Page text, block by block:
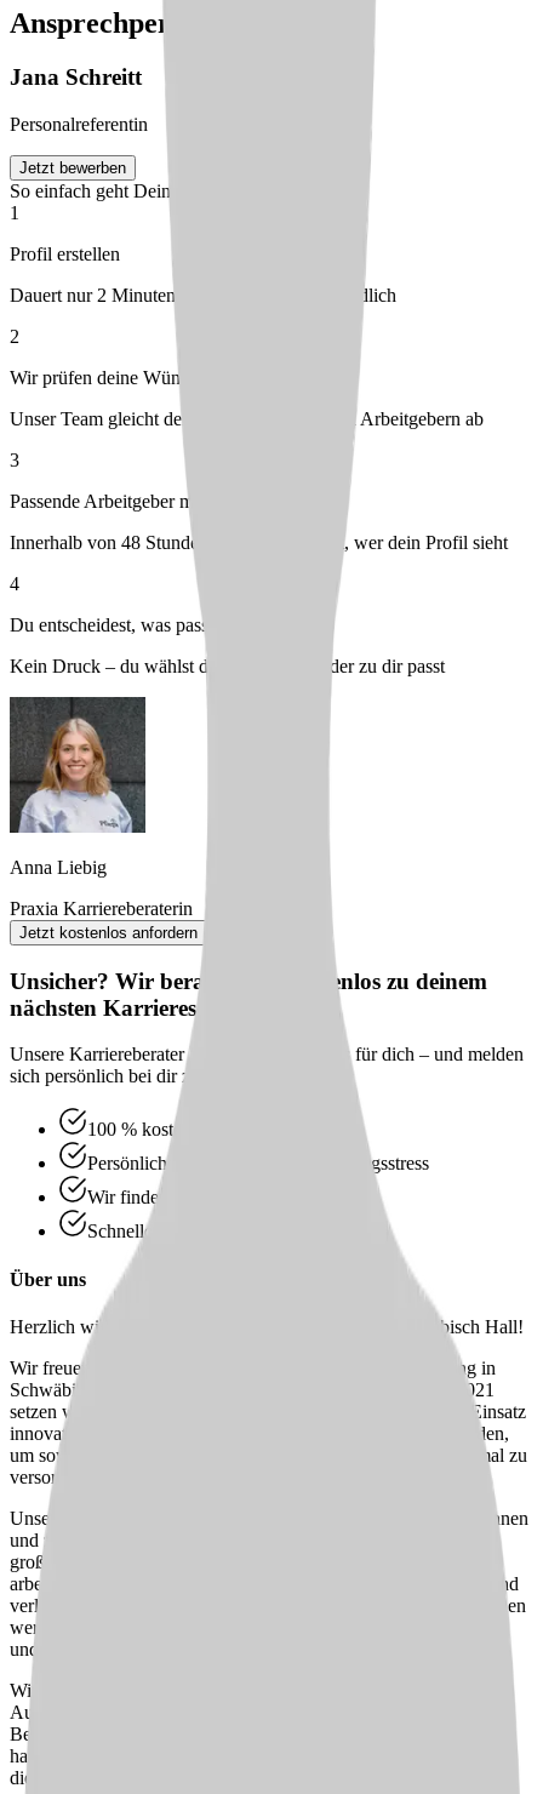
Ansprechperson
Jana Schreitt
Personalreferentin
Jetzt bewerben
So einfach geht Deine Bewerbung
1
Profil erstellen
Dauert nur 2 Minuten – kostenlos & unverbindlich
2
Wir prüfen deine Wünsche
Unser Team gleicht dein Profil mit passenden Arbeitgebern ab
3
Passende Arbeitgeber melden sich bei dir
Innerhalb von 48 Stunden – du entscheidest, wer dein Profil sieht
4
Du entscheidest, was passt
Kein Druck – du wählst den Arbeitgeber, der zu dir passt
Anna Liebig
Praxia Karriereberaterin
Jetzt kostenlos anfordern
Unsicher? Wir beraten dich kostenlos zu deinem
nächsten Karriereschritt
Unsere Karriereberater finden passende Jobs für dich – und melden
sich persönlich bei dir zurück.
100 % kostenlos & unverbindlich
Persönliche Beratung statt Bewerbungsstress
Wir finden passende Jobs für dich
Schneller Rückruf
Über uns
Herzlich willkommen bei Augenheilkunde MVZ Schwäbisch Hall!
Wir freuen uns, dass Sie sich für unsere moderne Einrichtung in
Schwäbisch Hall interessieren. Seit der Gründung im Jahr 2021
setzen wir auf modernste medizinische Ausstattung und den Einsatz
innovativer Diagnostik-, Behandlungs- und Operationsmethoden,
um sowohl kassenärztliche als auch private Patient:innen optimal zu
versorgen.
Unser engagiertes Team besteht aus 15 erfahrenen Mitarbeiter:innen
und zwei Ärzt:innen, die mit hoher fachlicher Kompetenz und
großem Engagement für die Gesundheit unserer Patient:innen
arbeiten. Die Zusammenarbeit in unserem Team ist strukturiert und
verlässlich, geprägt von gegenseitigem Respekt. Neue Kolleg:innen
werden herzlich aufgenommen und profitieren von der Expertise
und der eingespielten Arbeitsweise unseres Teams.
Wir sind stolz auf unsere Spezialisierung in der konservativen
Augenheilkunde und bieten ein breites Spektrum an
Behandlungsmöglichkeiten. Unser Ziel ist es, in einem
harmonischen und unterstützenden Umfeld zu arbeiten, das Ihnen
die Möglichkeit bietet, sich sowohl beruflich als auch persönlich